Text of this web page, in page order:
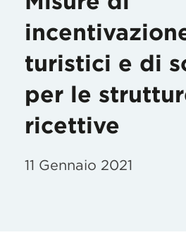
turistici e di
per le
ricettive
11 Gennaio 2021